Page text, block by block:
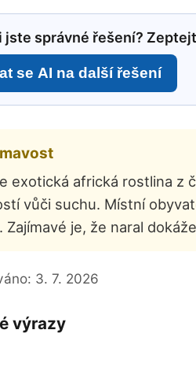
jste správné řešení?
se AI na další řešení
exotická africká rostlina z
vůči suchu. Místní
Zajímavé je, že naral
3. 7. 2026
výrazy